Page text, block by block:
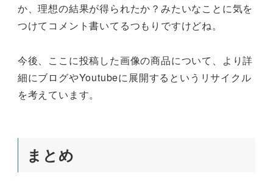
か、理想の結果が得られたか？みたいなことに気を
つけてコメント書いてるつもりですけどね。
今後、ここに投稿した画像の商品について、より詳
細にブログやYoutubeに展開するというリサイクル
を考えています。
まとめ